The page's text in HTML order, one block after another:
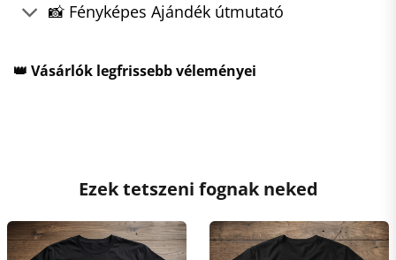
📸 Fényképes Ajándék útmutató
👑 Vásárlók legfrissebb véleményei
Ezek tetszeni fognak neked